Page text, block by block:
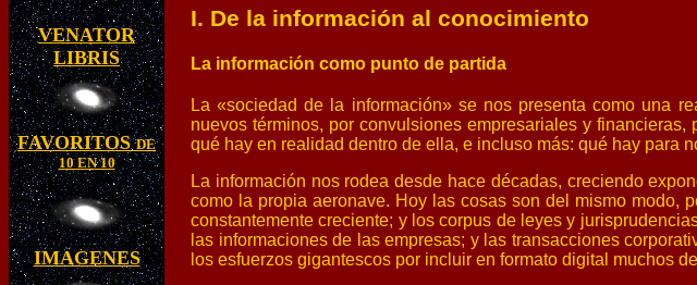
VENATOR
LIBRIS
FAVORITOSDE
10 EN 10
IMAGENES
I. De la información al conocimiento
La información como punto de partida
La «sociedad de la información» se nos presenta como una
nuevos términos, por convulsiones empresariales y
qué hay en realidad dentro de ella, e incluso más: qué hay para
La información nos rodea desde hace décadas, creciendo
como la propia aeronave. Hoy las cosas son del mismo modo,
constantemente creciente; y los corpus de leyes y
las informaciones de las empresas; y las transacciones
los esfuerzos gigantescos por incluir en formato digital muchos